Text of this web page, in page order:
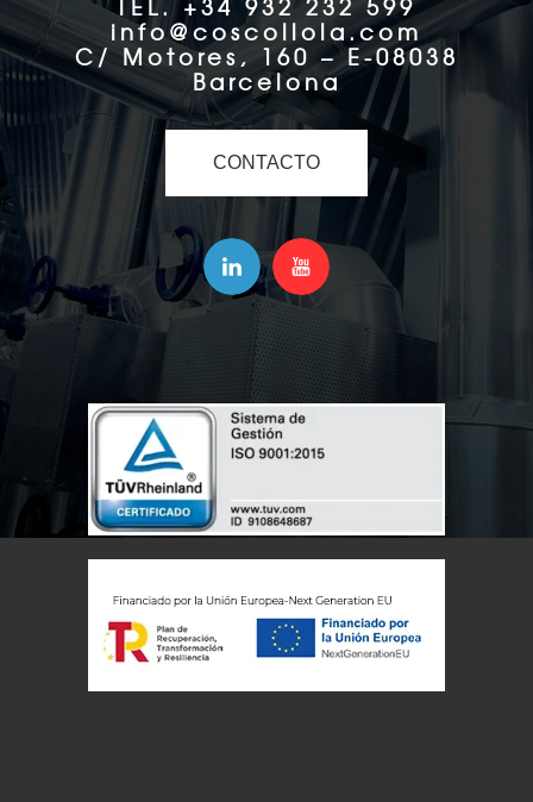
TEL. +34 932 232 599
info@coscollola.com
C/ Motores, 160 – E-08038
Barcelona
CONTACTO